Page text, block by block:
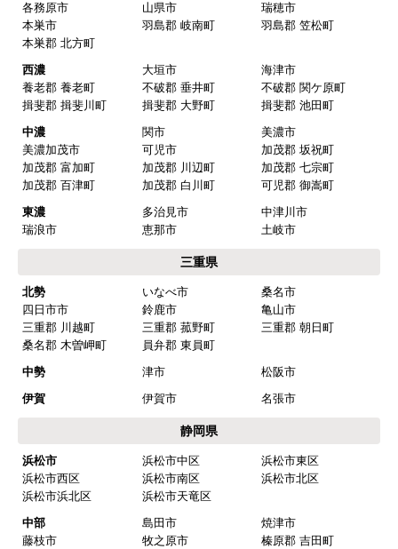
各務原市
山県市
瑞穂市
本巣市
羽島郡 岐南町
羽島郡 笠松町
本巣郡 北方町
西濃
大垣市
海津市
養老郡 養老町
不破郡 垂井町
不破郡 関ケ原町
揖斐郡 揖斐川町
揖斐郡 大野町
揖斐郡 池田町
中濃
関市
美濃市
美濃加茂市
可児市
加茂郡 坂祝町
加茂郡 富加町
加茂郡 川辺町
加茂郡 七宗町
加茂郡 百津町
加茂郡 白川町
可児郡 御嵩町
東濃
多治見市
中津川市
瑞浪市
恵那市 土岐市
三重県
北勢 いなべ市
桑名市
四日市市
鈴鹿市
亀山市
三重郡 川越町
三重郡 菰野町
三重郡 朝日町
桑名郡 木曽岬町
員弁郡 東員町
中勢
津市
松阪市
伊賀
伊賀市 名張市
静岡県
浜松市 浜松市中区
浜松市東区
浜松市西区
浜松市南区
浜松市北区
浜松市浜北区
浜松市天竜区
中部
島田市
焼津市
藤枝市
牧之原市
榛原郡 吉田町